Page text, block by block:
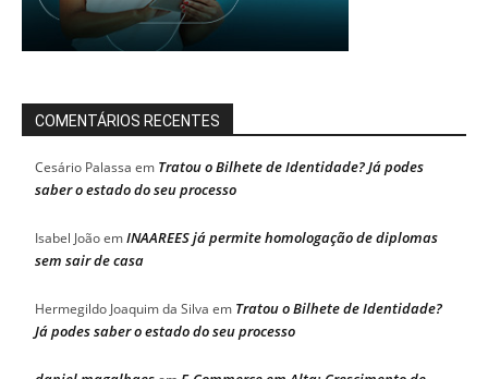
COMENTÁRIOS RECENTES
Cesário Palassa em Tratou o Bilhete de Identidade? Já podes
saber o estado do seu processo
Isabel JoãoemINAAREES já permite homologação de diplomas
sem sair de casa
Hermegildo Joaquim da Silva em Tratou o Bilhete de Identidade?
Já podes saber o estado do seu processo